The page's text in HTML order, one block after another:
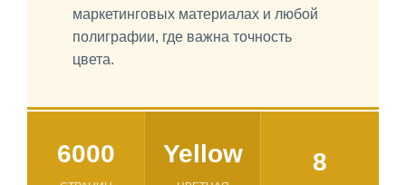
маркетинговых материалах и любой
полиграфии, где важна точность
цвета.
6000 Yellow 8